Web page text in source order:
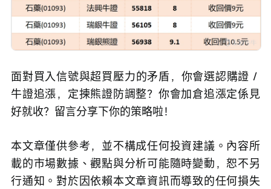
面對買入信號與超買壓力的矛盾，你會選認購證 /
牛證追漲，定揀熊證防調整？你會加倉追漲定係見
好就收？留言分享下你的策略啦！
本文章僅供參考，並不構成任何投資建議。內容所
載的市場數據、觀點與分析可能隨時變動，恕不另
行通知。對於因依賴本文章資訊而導致的任何損失